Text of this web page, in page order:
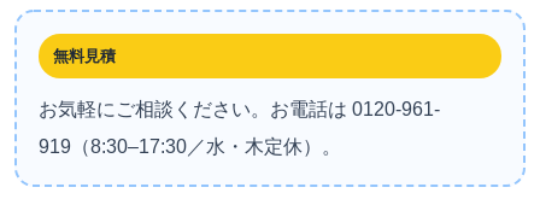
無料見積
お気軽にご相談ください。お電話は 0120-961-
919（8:30–17:30／水・木定休）。